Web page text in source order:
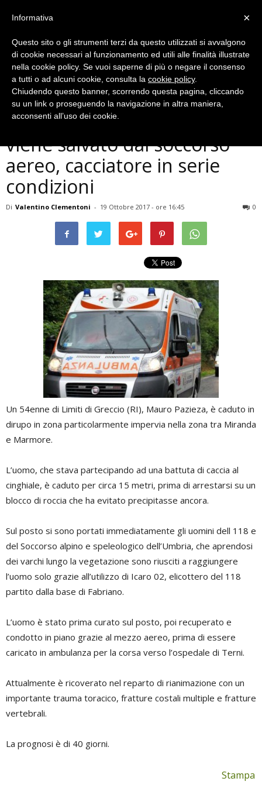
Cronaca
Terni, cade in un dirupo e
viene salvato dal soccorso
aereo, cacciatore in serie
condizioni
Di Valentino Clementoni - 19 Ottobre 2017 - ore 16:45 0
Un 54enne di Limiti di Greccio (RI), Mauro Pazieza, è caduto in
dirupo in zona particolarmente impervia nella zona tra Miranda
e Marmore.
L’uomo, che stava partecipando ad una battuta di caccia al
cinghiale, è caduto per circa 15 metri, prima di arrestarsi su un
blocco di roccia che ha evitato precipitasse ancora.
Sul posto si sono portati immediatamente gli uomini dell 118 e
del Soccorso alpino e speleologico dell’Umbria, che aprendosi
dei varchi lungo la vegetazione sono riusciti a raggiungere
l’uomo solo grazie all’utilizzo di Icaro 02, elicottero del 118
partito dalla base di Fabriano.
L’uomo è stato prima curato sul posto, poi recuperato e
condotto in piano grazie al mezzo aereo, prima di essere
caricato in ambulanza per la corsa verso l’ospedale di Terni.
Attualmente è ricoverato nel reparto di rianimazione con un
importante trauma toracico, fratture costali multiple e fratture
vertebrali.
La prognosi è di 40 giorni.
Stampa
×
Informativa
Questo sito o gli strumenti terzi da questo utilizzati si avvalgono
di cookie necessari al funzionamento ed utili alle finalità illustrate
nella cookie policy. Se vuoi saperne di più o negare il consenso
a tutti o ad alcuni cookie, consulta la cookie policy.
Chiudendo questo banner, scorrendo questa pagina, cliccando
su un link o proseguendo la navigazione in altra maniera,
acconsenti all’uso dei cookie.